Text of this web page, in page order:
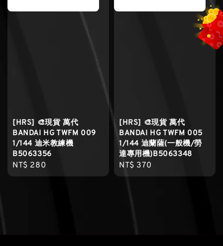
[HRS] 🎨現貨 萬代
BANDAI HG TWFM 009
1/144 迪米教練機
B5063356
Regular
price
NT$ 280
[HRS] 🎨現貨 萬代
BANDAI HG TWFM 005
1/144 迪蘭薩(一般機/勞
達專用機)B5063348
Regular
price
NT$ 370